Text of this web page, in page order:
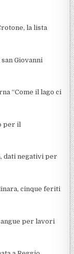
la lista
Giovanni
“Come il lago ci
per il
dati negativi per
cinque feriti
per lavori